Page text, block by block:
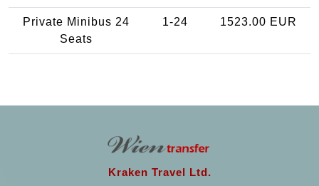
Private Minibus 24
Seats
1-24 1523.00 EUR
Kraken Travel Ltd.